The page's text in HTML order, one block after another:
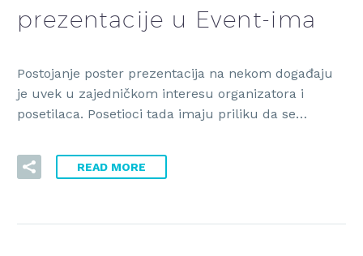
prezentacije u Event-ima
Postojanje poster prezentacija na nekom događaju
je uvek u zajedničkom interesu organizatora i
posetilaca. Posetioci tada imaju priliku da se…
READ MORE